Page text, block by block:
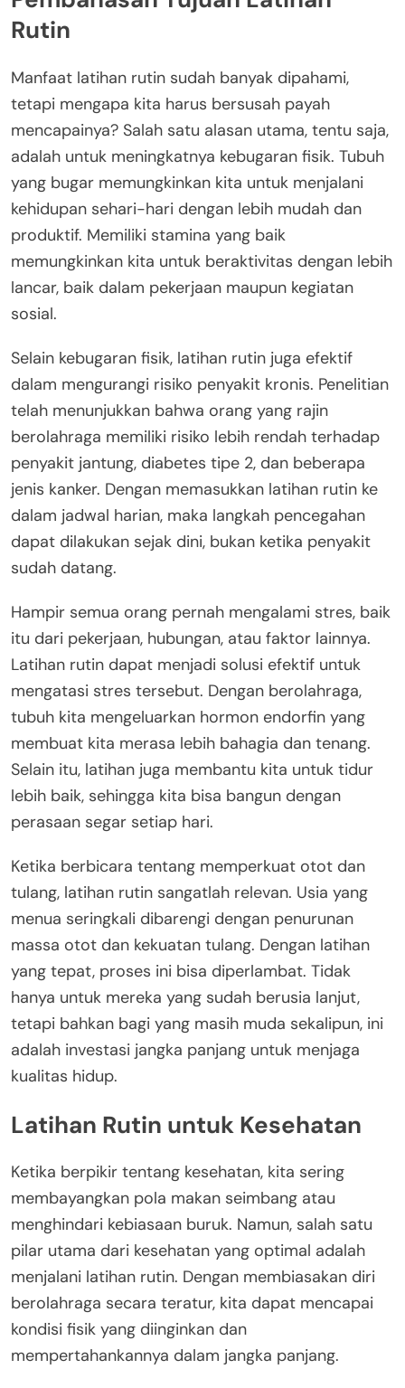
Rutin
Manfaat latihan rutin sudah banyak dipahami,
tetapi mengapa kita harus bersusah payah
mencapainya? Salah satu alasan utama, tentu saja,
adalah untuk meningkatnya kebugaran fisik. Tubuh
yang bugar memungkinkan kita untuk menjalani
kehidupan sehari-hari dengan lebih mudah dan
produktif. Memiliki stamina yang baik
memungkinkan kita untuk beraktivitas dengan lebih
lancar, baik dalam pekerjaan maupun kegiatan
sosial.
Selain kebugaran fisik, latihan rutin juga efektif
dalam mengurangi risiko penyakit kronis. Penelitian
telah menunjukkan bahwa orang yang rajin
berolahraga memiliki risiko lebih rendah terhadap
penyakit jantung, diabetes tipe 2, dan beberapa
jenis kanker. Dengan memasukkan latihan rutin ke
dalam jadwal harian, maka langkah pencegahan
dapat dilakukan sejak dini, bukan ketika penyakit
sudah datang.
Hampir semua orang pernah mengalami stres, baik
itu dari pekerjaan, hubungan, atau faktor lainnya.
Latihan rutin dapat menjadi solusi efektif untuk
mengatasi stres tersebut. Dengan berolahraga,
tubuh kita mengeluarkan hormon endorfin yang
membuat kita merasa lebih bahagia dan tenang.
Selain itu, latihan juga membantu kita untuk tidur
lebih baik, sehingga kita bisa bangun dengan
perasaan segar setiap hari.
Ketika berbicara tentang memperkuat otot dan
tulang, latihan rutin sangatlah relevan. Usia yang
menua seringkali dibarengi dengan penurunan
massa otot dan kekuatan tulang. Dengan latihan
yang tepat, proses ini bisa diperlambat. Tidak
hanya untuk mereka yang sudah berusia lanjut,
tetapi bahkan bagi yang masih muda sekalipun, ini
adalah investasi jangka panjang untuk menjaga
kualitas hidup.
Latihan Rutin untuk Kesehatan
Ketika berpikir tentang kesehatan, kita sering
membayangkan pola makan seimbang atau
menghindari kebiasaan buruk. Namun, salah satu
pilar utama dari kesehatan yang optimal adalah
menjalani latihan rutin. Dengan membiasakan diri
berolahraga secara teratur, kita dapat mencapai
kondisi fisik yang diinginkan dan
mempertahankannya dalam jangka panjang.